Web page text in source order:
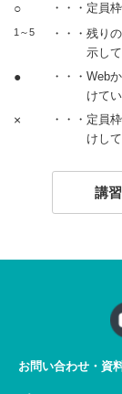
○ ・・・定員
1～5
・・・残り
示して
●
・・・Web
けてい
×
・・・定員
けし
講
お問い合わせ・資